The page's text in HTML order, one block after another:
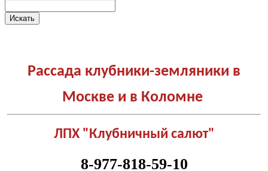
Рассада клубники-земляники в
Москве и в Коломне
ЛПХ "Клубничный салют"
8-977-818-59-10